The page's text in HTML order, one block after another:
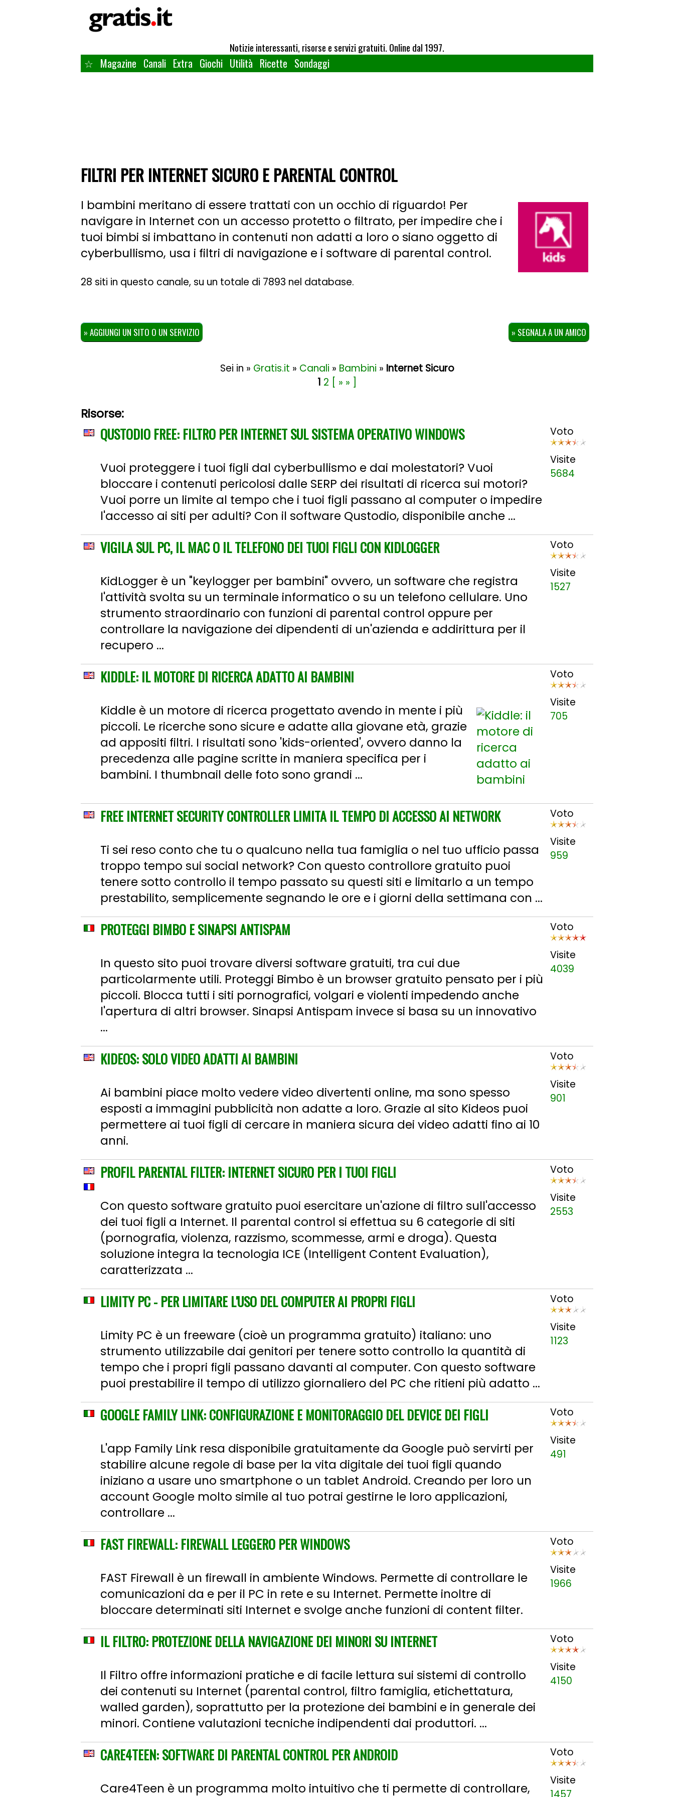
Notizie interessanti, risorse e servizi gratuiti. Online dal 1997.
☆ Magazine Canali Extra Giochi Utilità Ricette Sondaggi
FILTRI PER INTERNET SICURO E PARENTAL CONTROL
I bambini meritano di essere trattati con un occhio di riguardo! Per
navigare in Internet con un accesso protetto o filtrato, per impedire che i
tuoi bimbi si imbattano in contenuti non adatti a loro o siano oggetto di
cyberbullismo, usa i filtri di navigazione e i software di parental control.
28 siti in questo canale, su un totale di 7893 nel database.
» AGGIUNGI UN SITO O UN SERVIZIO » SEGNALA A UN AMICO
Sei in » Gratis.it » Canali » Bambini » Internet Sicuro
1 2 [ » » ]
Risorse:
QUSTODIO FREE: FILTRO PER INTERNET SUL SISTEMA OPERATIVO WINDOWS
Vuoi proteggere i tuoi figli dal cyberbullismo e dai molestatori? Vuoi
bloccare i contenuti pericolosi dalle SERP dei risultati di ricerca sui motori?
Vuoi porre un limite al tempo che i tuoi figli passano al computer o impedire
l'accesso ai siti per adulti? Con il software Qustodio, disponibile anche ...
Voto
Visite
5684
VIGILA SUL PC, IL MAC O IL TELEFONO DEI TUOI FIGLI CON KIDLOGGER
KidLogger è un "keylogger per bambini" ovvero, un software che registra
l'attività svolta su un terminale informatico o su un telefono cellulare. Uno
strumento straordinario con funzioni di parental control oppure per
controllare la navigazione dei dipendenti di un'azienda e addirittura per il
recupero ...
Voto
Visite
1527
KIDDLE: IL MOTORE DI RICERCA ADATTO AI BAMBINI
Kiddle è un motore di ricerca progettato avendo in mente i più
piccoli. Le ricerche sono sicure e adatte alla giovane età, grazie
ad appositi filtri. I risultati sono 'kids-oriented', ovvero danno la
precedenza alle pagine scritte in maniera specifica per i
bambini. I thumbnail delle foto sono grandi ...
Voto
Visite
705
FREE INTERNET SECURITY CONTROLLER LIMITA IL TEMPO DI ACCESSO AI NETWORK
Ti sei reso conto che tu o qualcuno nella tua famiglia o nel tuo ufficio passa
troppo tempo sui social network? Con questo controllore gratuito puoi
tenere sotto controllo il tempo passato su questi siti e limitarlo a un tempo
prestabilito, semplicemente segnando le ore e i giorni della settimana con ...
Voto
Visite
959
PROTEGGI BIMBO E SINAPSI ANTISPAM
In questo sito puoi trovare diversi software gratuiti, tra cui due
particolarmente utili. Proteggi Bimbo è un browser gratuito pensato per i più
piccoli. Blocca tutti i siti pornografici, volgari e violenti impedendo anche
l'apertura di altri browser. Sinapsi Antispam invece si basa su un innovativo
...
Voto
Visite
4039
KIDEOS: SOLO VIDEO ADATTI AI BAMBINI
Ai bambini piace molto vedere video divertenti online, ma sono spesso
esposti a immagini pubblicità non adatte a loro. Grazie al sito Kideos puoi
permettere ai tuoi figli di cercare in maniera sicura dei video adatti fino ai 10
anni.
Voto
Visite
901
PROFIL PARENTAL FILTER: INTERNET SICURO PER I TUOI FIGLI
Con questo software gratuito puoi esercitare un'azione di filtro sull'accesso
dei tuoi figli a Internet. Il parental control si effettua su 6 categorie di siti
(pornografia, violenza, razzismo, scommesse, armi e droga). Questa
soluzione integra la tecnologia ICE (Intelligent Content Evaluation),
caratterizzata ...
Voto
Visite
2553
LIMITY PC - PER LIMITARE L'USO DEL COMPUTER AI PROPRI FIGLI
Limity PC è un freeware (cioè un programma gratuito) italiano: uno
strumento utilizzabile dai genitori per tenere sotto controllo la quantità di
tempo che i propri figli passano davanti al computer. Con questo software
puoi prestabilire il tempo di utilizzo giornaliero del PC che ritieni più adatto ...
Voto
Visite
1123
GOOGLE FAMILY LINK: CONFIGURAZIONE E MONITORAGGIO DEL DEVICE DEI FIGLI
L'app Family Link resa disponibile gratuitamente da Google può servirti per
stabilire alcune regole di base per la vita digitale dei tuoi figli quando
iniziano a usare uno smartphone o un tablet Android. Creando per loro un
account Google molto simile al tuo potrai gestirne le loro applicazioni,
controllare ...
Voto
Visite
491
FAST FIREWALL: FIREWALL LEGGERO PER WINDOWS
FAST Firewall è un firewall in ambiente Windows. Permette di controllare le
comunicazioni da e per il PC in rete e su Internet. Permette inoltre di
bloccare determinati siti Internet e svolge anche funzioni di content filter.
Voto
Visite
1966
IL FILTRO: PROTEZIONE DELLA NAVIGAZIONE DEI MINORI SU INTERNET
Il Filtro offre informazioni pratiche e di facile lettura sui sistemi di controllo
dei contenuti su Internet (parental control, filtro famiglia, etichettatura,
walled garden), soprattutto per la protezione dei bambini e in generale dei
minori. Contiene valutazioni tecniche indipendenti dai produttori. ...
Voto
Visite
4150
CARE4TEEN: SOFTWARE DI PARENTAL CONTROL PER ANDROID
Care4Teen è un programma molto intuitivo che ti permette di controllare,
Voto
Visite
1457